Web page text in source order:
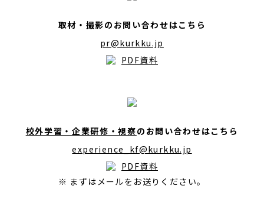
取材・撮影のお問い合わせはこちら
pr@kurkku.jp
PDF資料
校外学習・企業研修・視察のお問い合わせはこちら
experience_kf@kurkku.jp
PDF資料
※ まずはメールをお送りください。